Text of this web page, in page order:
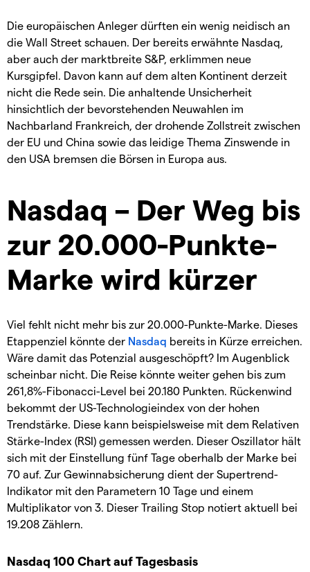
Die europäischen Anleger dürften ein wenig neidisch an
die Wall Street schauen. Der bereits erwähnte Nasdaq,
aber auch der marktbreite S&P, erklimmen neue
Kursgipfel. Davon kann auf dem alten Kontinent derzeit
nicht die Rede sein. Die anhaltende Unsicherheit
hinsichtlich der bevorstehenden Neuwahlen im
Nachbarland Frankreich, der drohende Zollstreit zwischen
der EU und China sowie das leidige Thema Zinswende in
den USA bremsen die Börsen in Europa aus.
Nasdaq – Der Weg bis
zur 20.000-Punkte-
Marke wird kürzer
Viel fehlt nicht mehr bis zur 20.000-Punkte-Marke. Dieses
Etappenziel könnte der Nasdaq bereits in Kürze erreichen.
Wäre damit das Potenzial ausgeschöpft? Im Augenblick
scheinbar nicht. Die Reise könnte weiter gehen bis zum
261,8%-Fibonacci-Level bei 20.180 Punkten. Rückenwind
bekommt der US-Technologieindex von der hohen
Trendstärke. Diese kann beispielsweise mit dem Relativen
Stärke-Index (RSI) gemessen werden. Dieser Oszillator hält
sich mit der Einstellung fünf Tage oberhalb der Marke bei
70 auf. Zur Gewinnabsicherung dient der Supertrend-
Indikator mit den Parametern 10 Tage und einem
Multiplikator von 3. Dieser Trailing Stop notiert aktuell bei
19.208 Zählern.
Nasdaq 100 Chart auf Tagesbasis